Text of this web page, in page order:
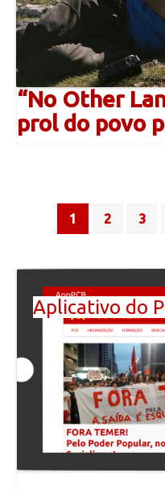
“No Other
prol do povo
navigation
1 2 3
Aplicativo do